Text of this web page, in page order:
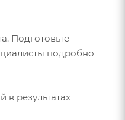
Подготовьте
подробно
результатах